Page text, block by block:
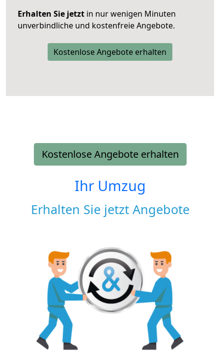
Erhalten Sie jetzt in nur wenigen Minuten
unverbindliche und kostenfreie Angebote.
Kostenlose Angebote erhalten
Kostenlose Angebote erhalten
Ihr Umzug
Erhalten Sie jetzt Angebote